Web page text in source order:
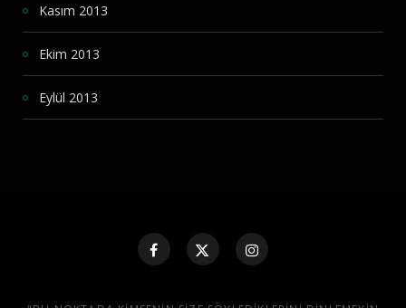
Kasım 2013
Ekim 2013
Eylül 2013